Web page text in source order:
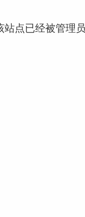
站点已经被管理